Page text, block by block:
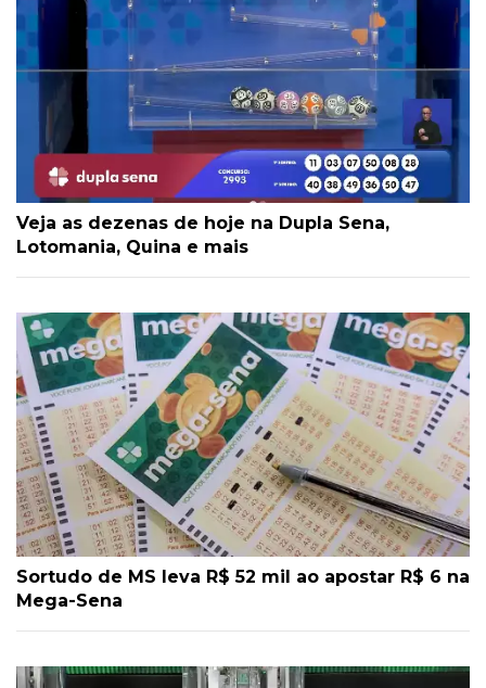
Veja as dezenas de hoje na Dupla Sena,
Lotomania, Quina e mais
Sortudo de MS leva R$ 52 mil ao apostar R$ 6 na
Mega-Sena